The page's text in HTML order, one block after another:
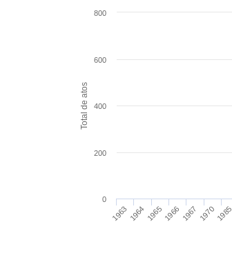
Total de atos
1963 1964 19651966 1967 19701985
0
200
400
600
800